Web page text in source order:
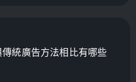
統廣告方法相比有哪些